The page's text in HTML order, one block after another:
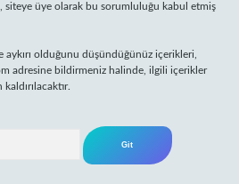
siteye üye olarak bu sorumluluğu kabul etmiş
aykırı olduğunu düşündüğünüz içerikleri,
adresine bildirmeniz halinde, ilgili içerikler